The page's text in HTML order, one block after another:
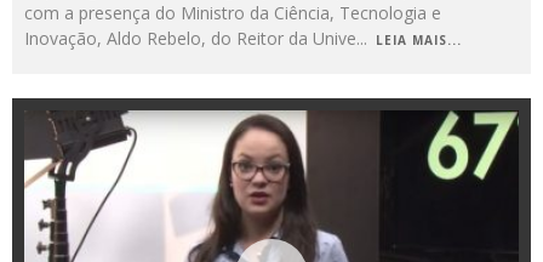
com a presença do Ministro da Ciência, Tecnologia e
Inovação, Aldo Rebelo, do Reitor da Unive... LEIA MAIS...